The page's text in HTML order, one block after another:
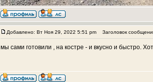
Добавлено: Вт Ноя 29, 2022 5:51 pm Заголовок
мы сами готовили , на костре - и вкусно и быстро.